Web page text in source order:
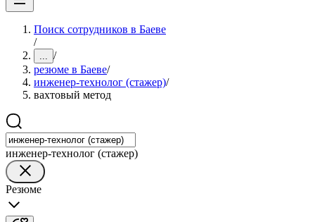
Поиск сотрудников в Баеве
/
... /
резюме в Баеве/
инженер-технолог (стажер)/
вахтовый метод
инженер-технолог (стажер)
Резюме